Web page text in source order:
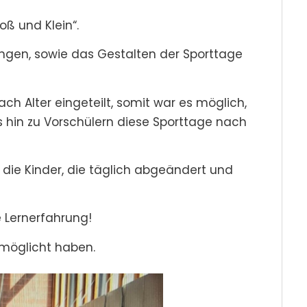
und Klein“.
sowie das Gestalten der Sporttage
Alter eingeteilt, somit war es möglich,
zu Vorschülern diese Sporttage nach
Kinder, die täglich abgeändert und
Lernerfahrung!
haben.